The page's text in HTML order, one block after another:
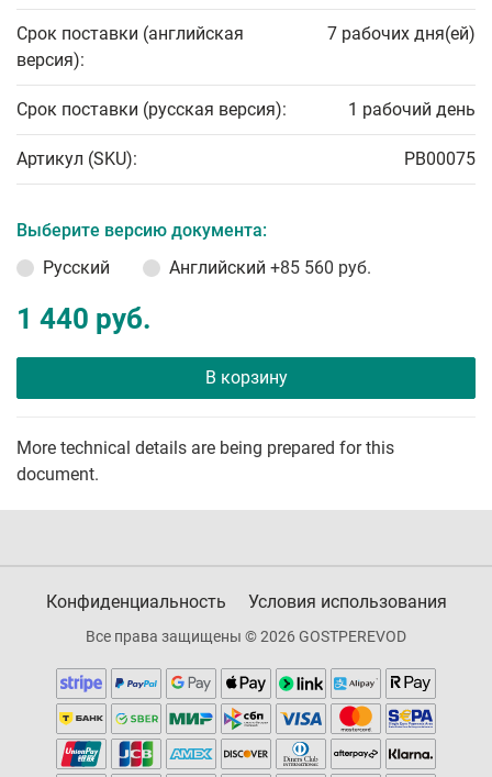
Срок поставки (английская
версия):
7 рабочих дня(ей)
Срок поставки (русская версия): 1 рабочий день
Артикул (SKU): PB00075
Выберите версию документа:
Русский
Английский +85 560 руб.
1 440 руб.
В корзину
More technical details are being prepared for this
document.
Конфиденциальность Условия использования
Все права защищены © 2026 GOSTPEREVOD